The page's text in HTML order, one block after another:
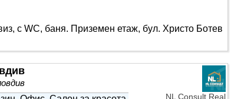
с WC, баня. Приземен етаж, бул. Христо Ботев
NL Consult Real